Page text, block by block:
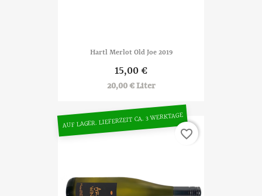
Hartl Merlot Old Joe 2019
15,00 €
20,00 € Liter
AUF LAGER. LIEFERZEIT CA. 3 WERKTAGE
favorite_border